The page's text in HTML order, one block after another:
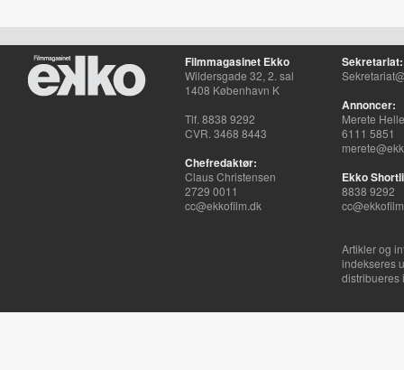
Filmmagasinet Ekko
Wildersgade 32, 2. sal
1408 København K
Tlf. 8838 9292
CVR. 3468 8443
Chefredaktør:
Claus Christensen
2729 0011
cc@ekkofilm.dk
Sekretariat:
Annoncer:
Merete
6111 5851
Ekko
8838 9292
Artikler og
indekseres
distribueres